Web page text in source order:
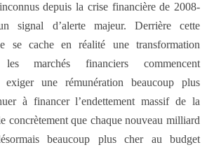
depuis la crise financière de 2008-
signal d’alerte majeur. Derrière cette
se cache en réalité une transformation
marchés financiers commencent
exiger une rémunération beaucoup plus
à financer l’endettement massif de la
concrètement que chaque nouveau milliard
beaucoup plus cher au budget